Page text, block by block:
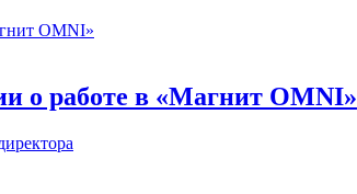
о работе в «Магнит OMNI»